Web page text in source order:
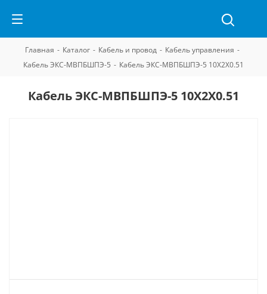
Главная - Каталог - Кабель и провод - Кабель управления -
Кабель ЭКС-МВПБШПЭ-5 - Кабель ЭКС-МВПБШПЭ-5 10Х2Х0.51
Кабель ЭКС-МВПБШПЭ-5 10Х2Х0.51